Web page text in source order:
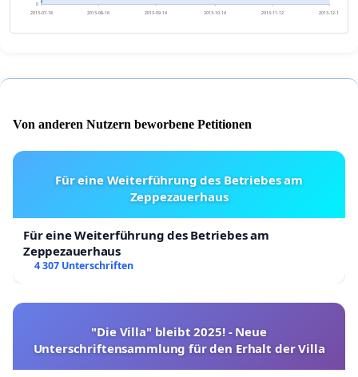
0
2013-07-18 2013-08-16 2013-09-14 2013-10-14 2013-11-12 2013-12-11
Von anderen Nutzern beworbene Petitionen
Für eine Weiterführung des Betriebes am
Zeppezauerhaus
Für eine Weiterführung des Betriebes am
Zeppezauerhaus
4 307 Unterschriften
"Die Villa" bleibt 2025! - Neue
Unterschriftensammlung für den Erhalt der Villa